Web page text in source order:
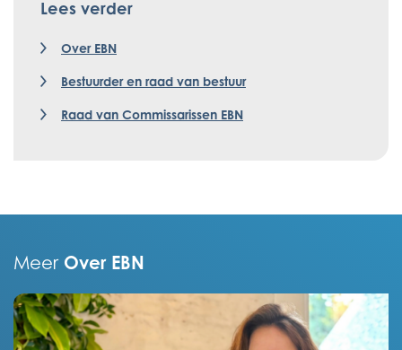
Lees verder
Over EBN
Bestuurder en raad van bestuur
Raad van Commissarissen EBN
Meer Over EBN